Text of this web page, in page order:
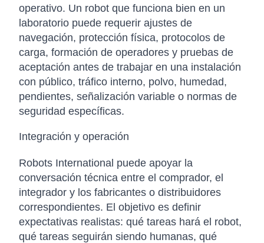
operativo. Un robot que funciona bien en un
laboratorio puede requerir ajustes de
navegación, protección física, protocolos de
carga, formación de operadores y pruebas de
aceptación antes de trabajar en una instalación
con público, tráfico interno, polvo, humedad,
pendientes, señalización variable o normas de
seguridad específicas.
Integración y operación
Robots International puede apoyar la
conversación técnica entre el comprador, el
integrador y los fabricantes o distribuidores
correspondientes. El objetivo es definir
expectativas realistas: qué tareas hará el robot,
qué tareas seguirán siendo humanas, qué